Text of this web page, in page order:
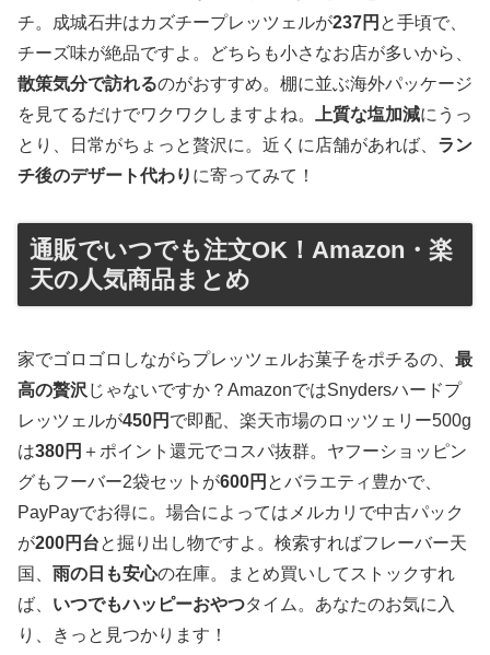
チ。成城石井はカズチープレッツェルが237円 と手頃で、
チーズ味が絶品ですよ。どちらも小さなお店が多いから、
散策気分で訪れるのがおすすめ。棚に並ぶ海外パッケージ
を見てるだけでワクワクしますよね。
上質な塩加減にうっ
とり、日常がちょっと贅沢に。近くに店舗があれば、 ラン
チ後のデザート代わり に寄ってみて！
通販でいつでも注文OK！Amazon・楽
天の人気商品まとめ
家でゴロゴロしながらプレッツェルお菓子をポチるの、 最
高の贅沢 じゃないですか？AmazonではSnydersハードプ
レッツェルが450円 で即配、楽天市場のロッツェリー500g
は380円 ＋ポイント還元でコスパ抜群。ヤフーショッピン
グもフーバー2袋セットが600円 とバラエティ豊かで、
PayPayでお得に。場合によってはメルカリで中古パック
が200円台と掘り出し物ですよ。検索すればフレーバー天
国、 雨の日も安心の在庫。まとめ買いしてストックすれ
ば、 いつでもハッピーおやつタイム。あなたのお気に入
り、きっと見つかります！